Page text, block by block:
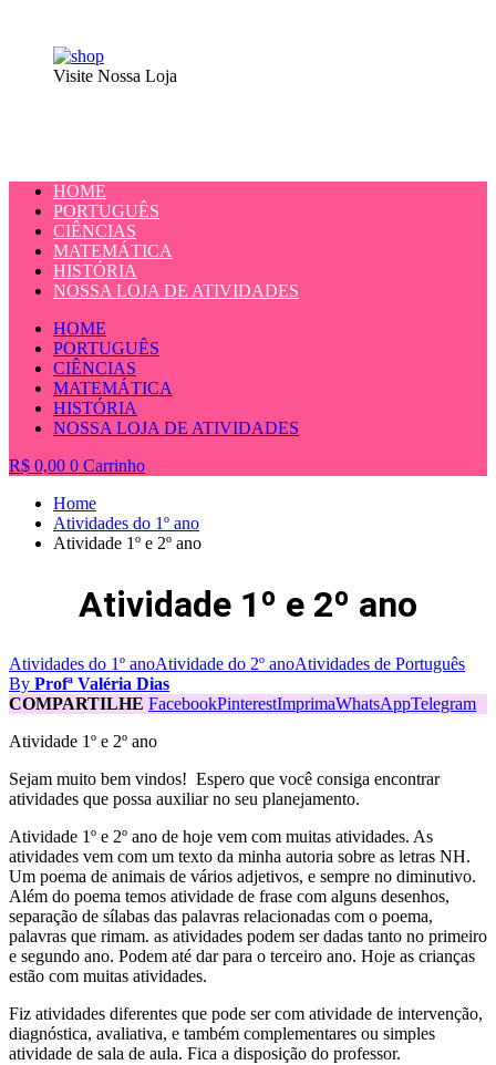
Visite Nossa Loja
HOME
PORTUGUÊS
CIÊNCIAS
MATEMÁTICA
HISTÓRIA
NOSSA LOJA DE ATIVIDADES
HOME
PORTUGUÊS
CIÊNCIAS
MATEMÁTICA
HISTÓRIA
NOSSA LOJA DE ATIVIDADES
R$ 0,00 0 Carrinho
Home
Atividades do 1º ano
Atividade 1º e 2º ano
Atividade 1º e 2º ano
Atividades do 1º anoAtividade do 2º anoAtividades de Português
By Profª Valéria Dias
COMPARTILHE FacebookPinterestImprimaWhatsAppTelegram
Atividade 1º e 2º ano
Sejam muito bem vindos! Espero que você consiga encontrar
atividades que possa auxiliar no seu planejamento.
Atividade 1º e 2º ano de hoje vem com muitas atividades. As
atividades vem com um texto da minha autoria sobre as letras NH.
Um poema de animais de vários adjetivos, e sempre no diminutivo.
Além do poema temos atividade de frase com alguns desenhos,
separação de sílabas das palavras relacionadas com o poema,
palavras que rimam. as atividades podem ser dadas tanto no primeiro
e segundo ano. Podem até dar para o terceiro ano. Hoje as crianças
estão com muitas atividades.
Fiz atividades diferentes que pode ser com atividade de intervenção,
diagnóstica, avaliativa, e também complementares ou simples
atividade de sala de aula. Fica a disposição do professor.